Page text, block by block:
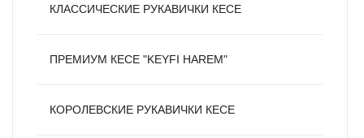
КЛАССИЧЕСКИЕ РУКАВИЧКИ КЕСЕ
ПРЕМИУМ КЕСЕ "KEYFI HAREM"
КОРОЛЕВСКИЕ РУКАВИЧКИ КЕСЕ